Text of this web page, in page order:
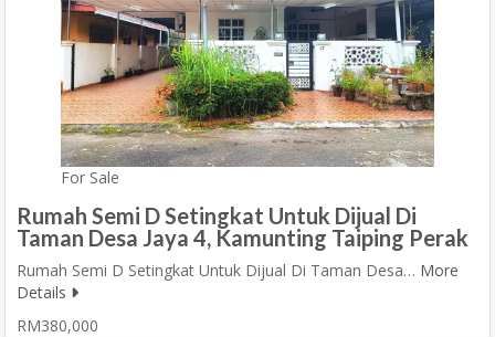
For Sale
Rumah Semi D Setingkat Untuk Dijual Di
Taman Desa Jaya 4, Kamunting Taiping Perak
Rumah Semi D Setingkat Untuk Dijual Di Taman Desa… More
Details
RM380,000